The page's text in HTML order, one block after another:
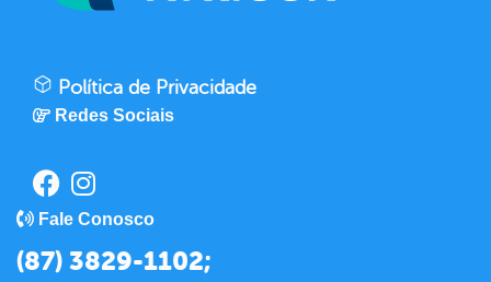
Política de Privacidade
Redes Sociais
Fale Conosco
(87) 3829-1102;